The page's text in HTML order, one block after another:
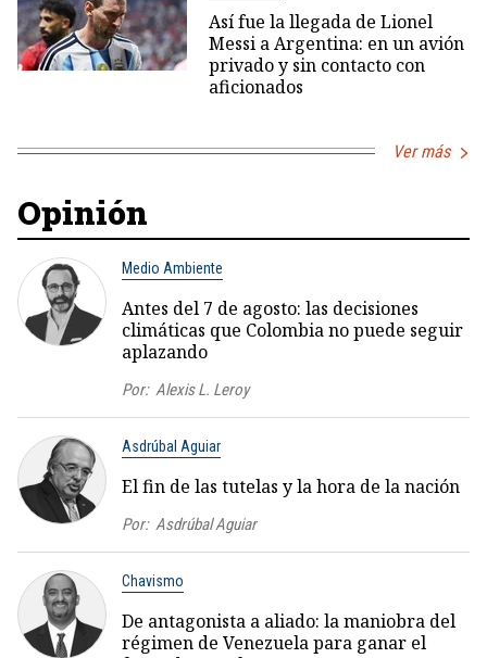
Así fue la llegada de Lionel
Messi a Argentina: en un avión
privado y sin contacto con
aficionados
Ver más
Opinión
Medio Ambiente
Antes del 7 de agosto: las decisiones
climáticas que Colombia no puede seguir
aplazando
Por: Alexis L. Leroy
Asdrúbal Aguiar
El fin de las tutelas y la hora de la nación
Por: Asdrúbal Aguiar
Chavismo
De antagonista a aliado: la maniobra del
régimen de Venezuela para ganar el